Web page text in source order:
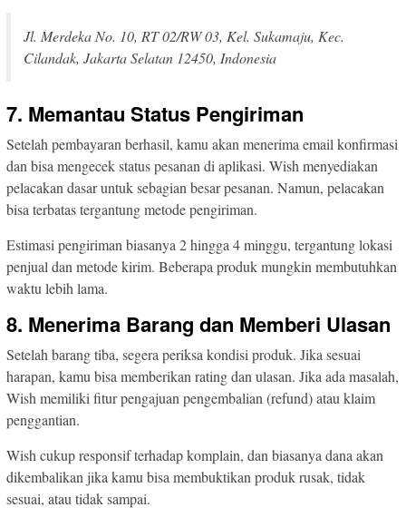
Jl. Merdeka No. 10, RT 02/RW 03, Kel. Sukamaju, Kec.
Cilandak, Jakarta Selatan 12450, Indonesia
7. Memantau Status Pengiriman
Setelah pembayaran berhasil, kamu akan menerima email konfirmasi
dan bisa mengecek status pesanan di aplikasi. Wish menyediakan
pelacakan dasar untuk sebagian besar pesanan. Namun, pelacakan
bisa terbatas tergantung metode pengiriman.
Estimasi pengiriman biasanya 2 hingga 4 minggu, tergantung lokasi
penjual dan metode kirim. Beberapa produk mungkin membutuhkan
waktu lebih lama.
8. Menerima Barang dan Memberi Ulasan
Setelah barang tiba, segera periksa kondisi produk. Jika sesuai
harapan, kamu bisa memberikan rating dan ulasan. Jika ada masalah,
Wish memiliki fitur pengajuan pengembalian (refund) atau klaim
penggantian.
Wish cukup responsif terhadap komplain, dan biasanya dana akan
dikembalikan jika kamu bisa membuktikan produk rusak, tidak
sesuai, atau tidak sampai.